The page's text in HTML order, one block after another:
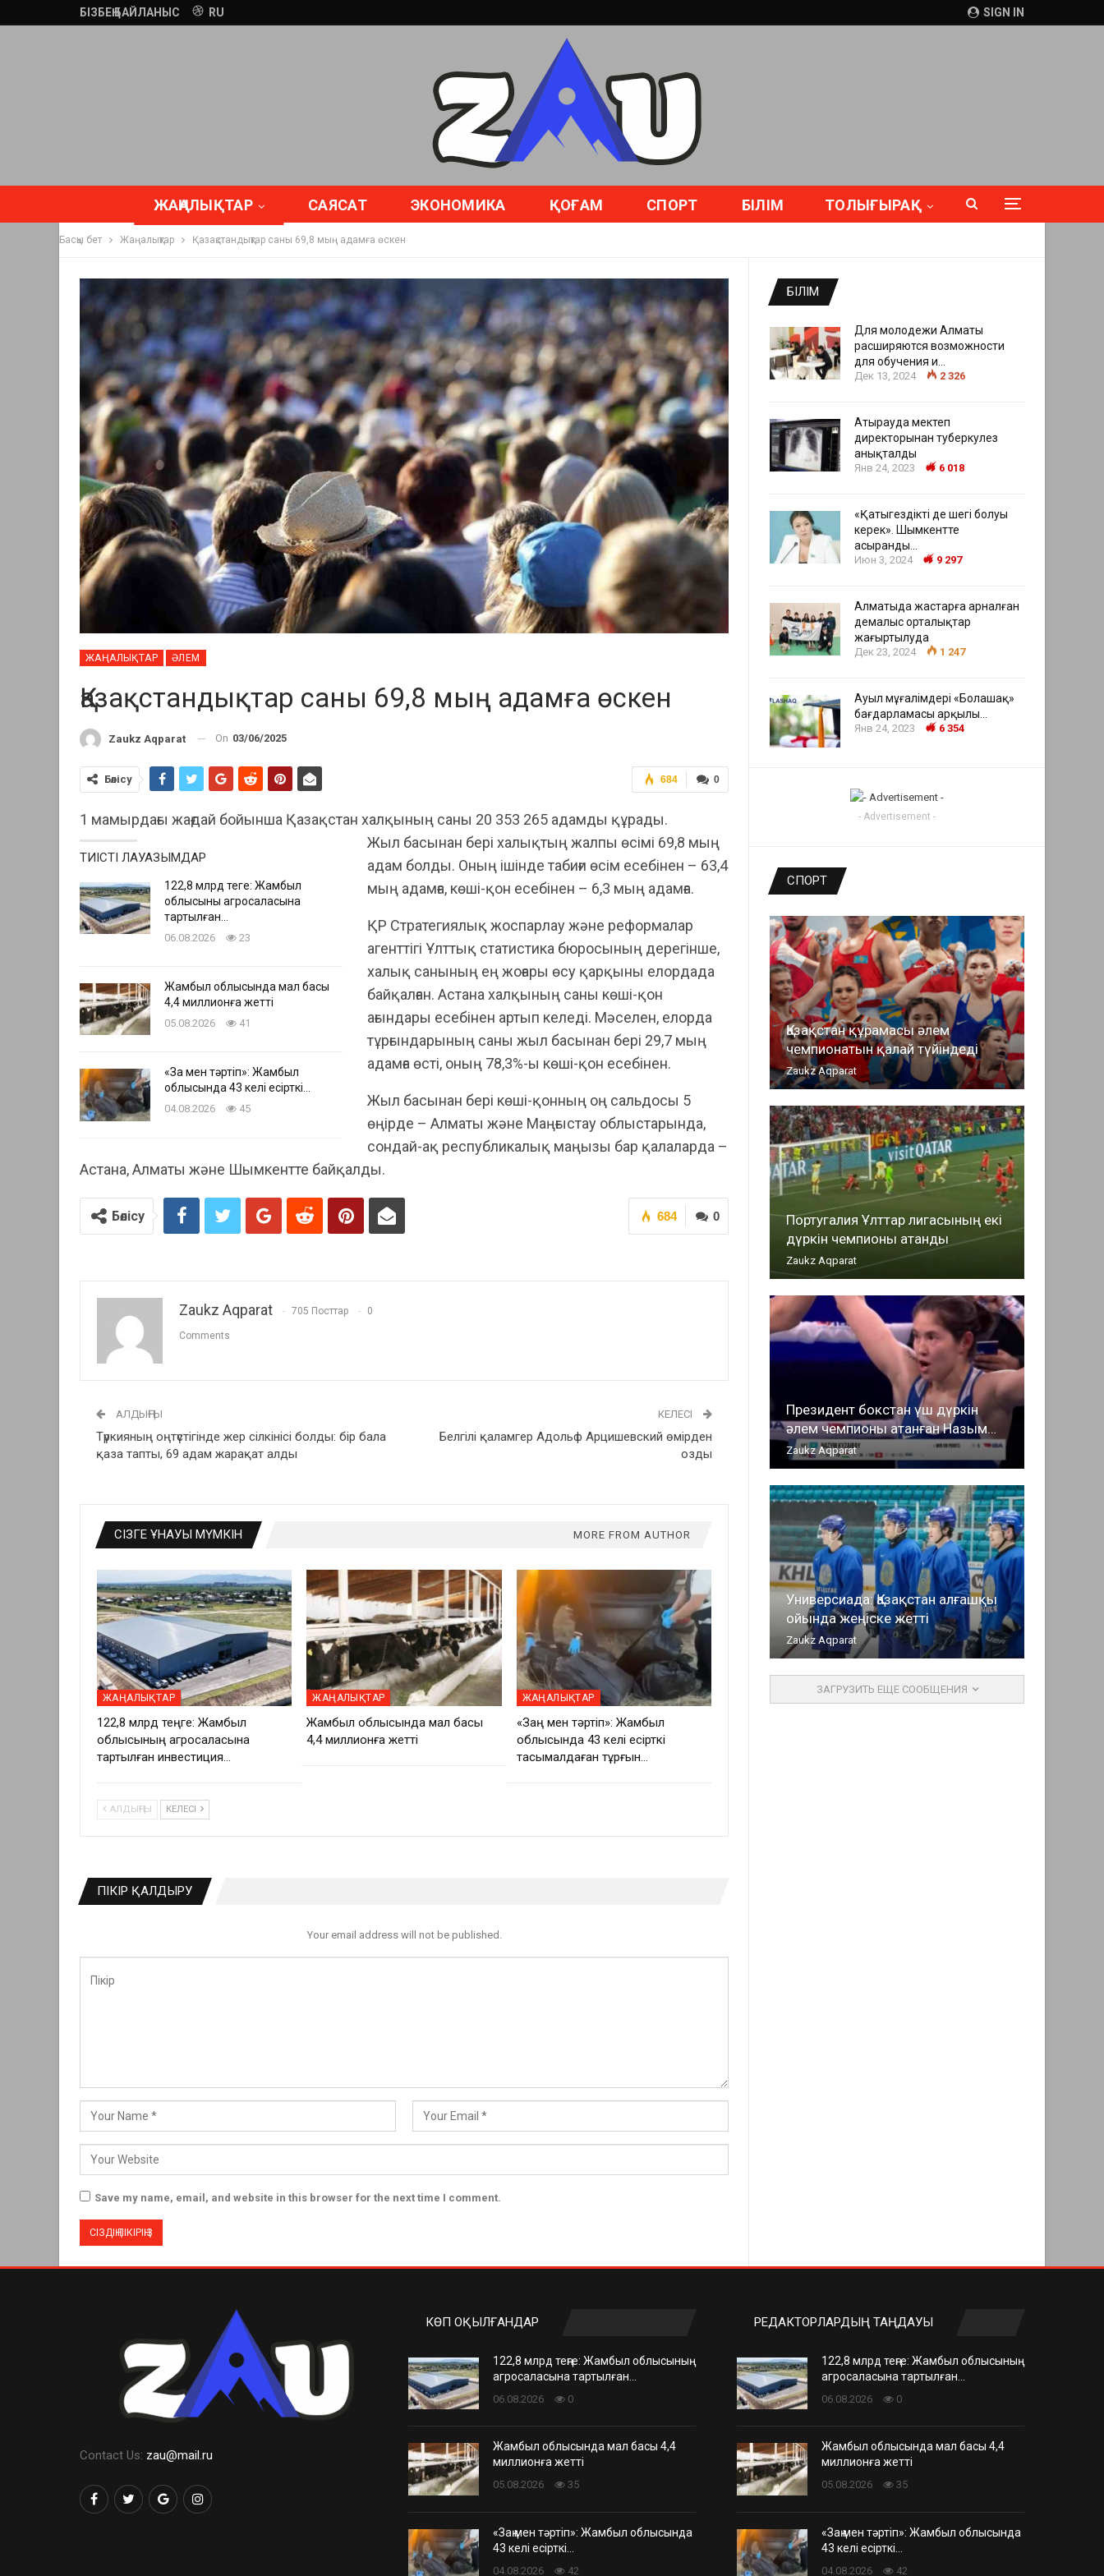
SIGN IN
БІЗБЕҢ БАЙЛАНЫС RU
ЖАҢАЛЫҚТАР САЯСАТ ЭКОНОМИКА ҚОҒАМ СПОРТ БІЛІМ ТОЛЫҒЫРАҚ
Басқы бет Жаңалықтар Қазақстандықтар саны 69,8 мың адамға өскен
ЖАҢАЛЫҚТАР ӘЛЕМ
Қазақстандықтар саны 69,8 мың адамға өскен
Zaukz Aqparat On 03/06/2025
0
684
Бөлісу
1 мамырдағы жағдай бойынша Қазақстан халқының саны 20 353 265 адамды құрады.
ТИІСТІ ЛАУАЗЫМДАР
122,8 млрд теңге: Жамбыл
облысының агросаласына
тартылған…
06.08.2026 23
Жамбыл облысында мал басы
4,4 миллионға жетті
05.08.2026 41
«Заң мен тәртіп»: Жамбыл
облысында 43 келі есірткі…
04.08.2026 45
Жыл басынан бері халықтың жалпы өсімі 69,8 мың
адам болды. Оның ішінде табиғи өсім есебінен – 63,4
мың адамға, көші-қон есебінен – 6,3 мың адамға.
ҚР Стратегиялық жоспарлау және реформалар
агенттігі Ұлттық статистика бюросының дерегінше,
халық санының ең жоғары өсу қарқыны елордада
байқалған. Астана халқының саны көші-қон
ағындары есебінен артып келеді. Мәселен, елорда
тұрғындарының саны жыл басынан бері 29,7 мың
адамға өсті, оның 78,3%-ы көші-қон есебінен.
Жыл басынан бері көші-қонның оң сальдосы 5
өңірде – Алматы және Маңғыстау облыстарында,
сондай-ақ республикалық маңызы бар қалаларда –
Астана, Алматы және Шымкентте байқалды.
0
684
Бөлісу
Zaukz Aqparat 705 Посттар 0
Comments
АЛДЫҢҒЫ
Түркияның оңтүстігінде жер сілкінісі болды: бір бала
қаза тапты, 69 адам жарақат алды
КЕЛЕСІ
Белгілі қаламгер Адольф Арцишевский өмірден
озды
СІЗГЕ ҰНАУЫ МҮМКІН MORE FROM AUTHOR
ЖАҢАЛЫҚТАР
122,8 млрд теңге: Жамбыл
облысының агросаласына
тартылған инвестиция…
ЖАҢАЛЫҚТАР
Жамбыл облысында мал басы
4,4 миллионға жетті
ЖАҢАЛЫҚТАР
«Заң мен тәртіп»: Жамбыл
облысында 43 келі есірткі
тасымалдаған тұрғын…
АЛДЫҢҒЫ КЕЛЕСІ
ПІКІР ҚАЛДЫРУ
Your email address will not be published.
Save my name, email, and website in this browser for the next time I comment.
БІЛІМ
Для молодежи Алматы
расширяются возможности
для обучения и…
Дек 13, 2024 2 326
Атырауда мектеп
директорынан туберкулез
анықталды
Янв 24, 2023 6 018
«Қатыгездіктің де шегі болуы
керек». Шымкентте
асыранды…
Июн 3, 2024 9 297
Алматыда жастарға арналған
демалыс орталықтар
жаңғыртылуда
Дек 23, 2024 1 247
Ауыл мұғалімдері «Болашақ»
бағдарламасы арқылы…
Янв 24, 2023 6 354
- Advertisement -
СПОРТ
Қазақстан құрамасы әлем
чемпионатын қалай түйіндеді
Zaukz Aqparat
Португалия Ұлттар лигасының екі
дүркін чемпионы атанды
Zaukz Aqparat
Президент бокстан үш дүркін
әлем чемпионы атанған Назым…
Zaukz Aqparat
Универсиада: Қазақстан алғашқы
ойында жеңіске жетті
Zaukz Aqparat
ЗАГРУЗИТЬ ЕЩЕ СООБЩЕНИЯ
Contact Us: zau@mail.ru
КӨП ОҚЫЛҒАНДАР
122,8 млрд теңге: Жамбыл облысының
агросаласына тартылған…
06.08.2026 0
Жамбыл облысында мал басы 4,4
миллионға жетті
05.08.2026 35
«Заң мен тәртіп»: Жамбыл облысында
43 келі есірткі…
04.08.2026 42
РЕДАКТОРЛАРДЫҢ ТАҢДАУЫ
122,8 млрд теңге: Жамбыл облысының
агросаласына тартылған…
06.08.2026 0
Жамбыл облысында мал басы 4,4
миллионға жетті
05.08.2026 35
«Заң мен тәртіп»: Жамбыл облысында
43 келі есірткі…
04.08.2026 42